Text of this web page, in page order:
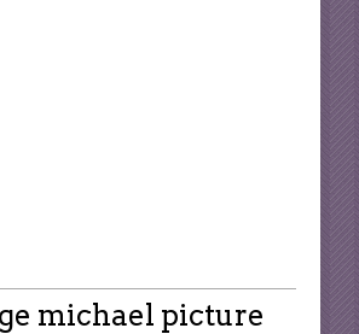
michael picture